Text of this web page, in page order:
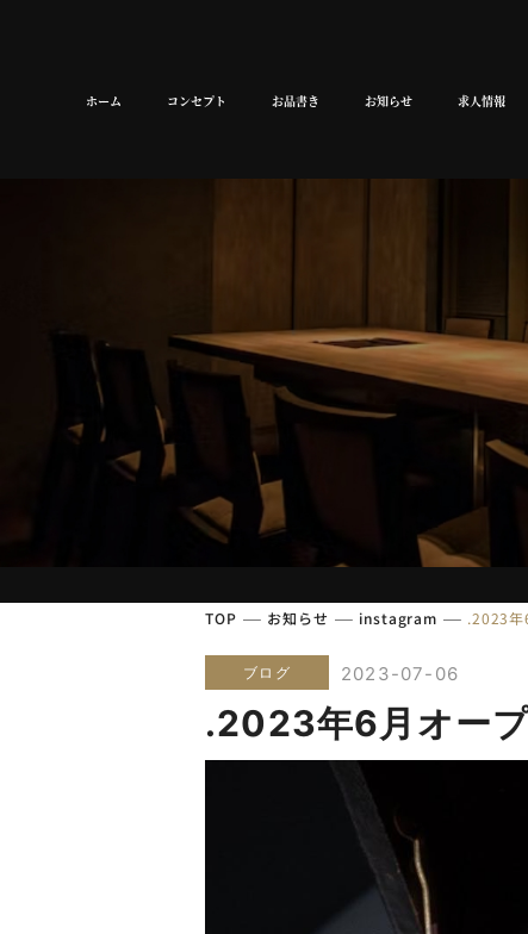
ホーム コンセプト お品書き お知らせ 求人情報
TOP お知らせ instagram .2023年
ブログ 2023-07-06
.2023年6月オー